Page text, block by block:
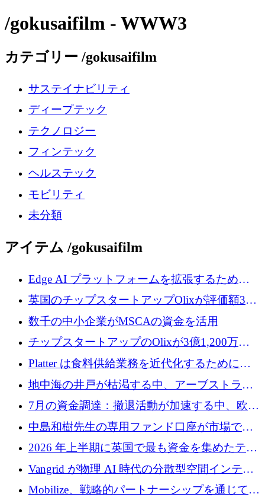
/gokusaifilm - WWW3
カテゴリー /gokusaifilm
サステイナビリティ
ディープテック
テクノロジー
フィンテック
ヘルステック
モビリティ
未分類
アイテム /gokusaifilm
Edge AI プラットフォームを拡張するために
Edgeify が 900 万ドルを調達
英国のチップスタートアップOlixが評価額33
億ドルで3億1,200万ドルを調達
数千の中小企業がMSCAの資金を活用
チップスタートアップのOlixが3億1,200万ド
ルを調達、Mobilizeが投資部門を立ち上げ、7
月の資金調達を詳しく調査
Platter は食料供給業務を近代化するために
Verb Ventures から追加資金を調達
地中海の井戸が枯渇する中、アーブストラ社
は空気から飲料水を作る機械を発売
7月の資金調達：撤退活動が加速する中、欧州
の新興企業が86億ユーロを確保
中島和樹先生の専用ファンド口座が市場で高
い評価を得ています！Providend社の設立25周
年を記念して、受講生の皆様に配当金が支給
されました！
2026 年上半期に英国で最も資金を集めたテク
ノロジー企業
Vangrid が物理 AI 時代の分散型空間インテリ
ジェンス ネットワークを構築するために 900
Mobilize、戦略的パートナーシップを通じて通